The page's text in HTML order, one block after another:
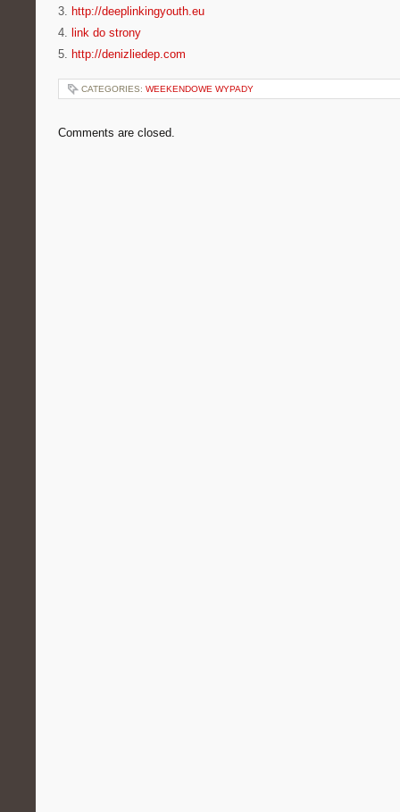
3. http://deeplinkingyouth.eu
4. link do strony
5. http://denizliedep.com
CATEGORIES: WEEKENDOWE WYPADY
Comments are closed.